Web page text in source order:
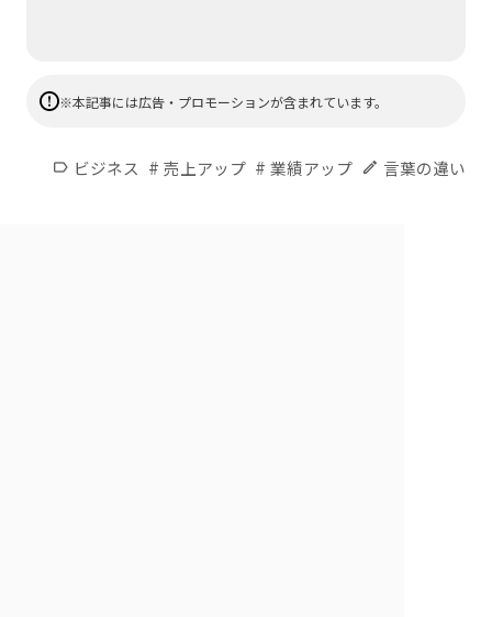
※本記事には広告・プロモーションが含まれています。
label ビジネス # 売上アップ # 業績アップ edit 言葉の違い